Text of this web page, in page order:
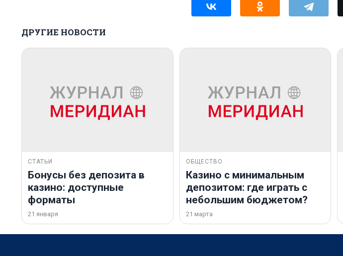
ДРУГИЕ НОВОСТИ
СТАТЬИ
Бонусы без депозита в
казино: доступные
форматы
21 января
ОБЩЕСТВО
Казино с минимальным
депозитом: где играть с
небольшим бюджетом?
21 марта